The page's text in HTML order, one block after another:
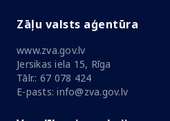
Zāļu valsts aģentūra
www.zva.gov.lv
Jersikas iela 15, Rīga
Tālr.: 67 078 424
E-pasts: info@zva.gov.lv